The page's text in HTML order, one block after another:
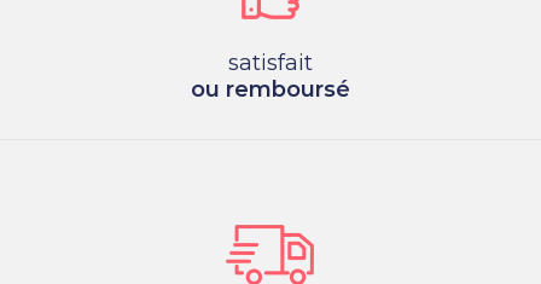
satisfait
ou remboursé